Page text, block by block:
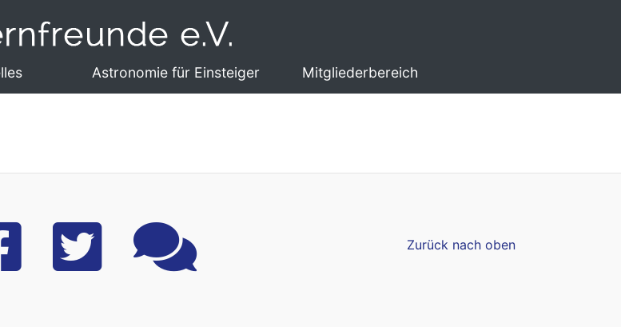
Astronomie für Einsteiger Mitgliederbereich
Zurück nach oben